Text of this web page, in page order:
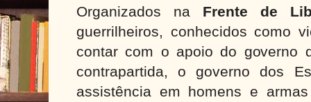
Organizados na Frente de
guerrilheiros, conhecidos como
contar com o apoio do governo
contrapartida, o governo dos
assistência em homens e